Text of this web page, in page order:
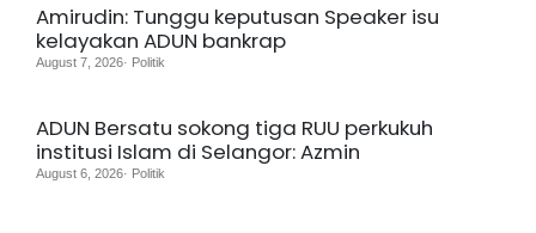
Amirudin: Tunggu keputusan Speaker isu
kelayakan ADUN bankrap
August 7, 2026· Politik
ADUN Bersatu sokong tiga RUU perkukuh
institusi Islam di Selangor: Azmin
August 6, 2026· Politik